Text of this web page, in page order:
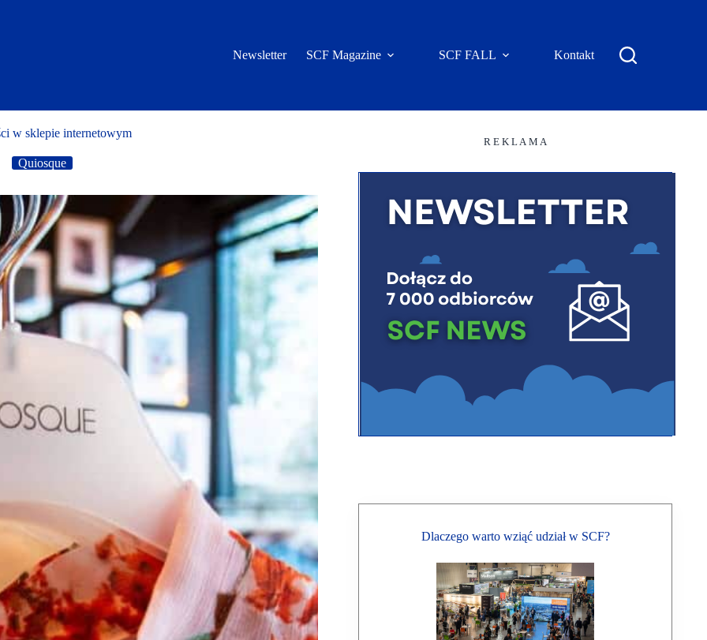
Newsletter SCF Magazine SCF FALL Kontakt
w sklepie internetowym
Quiosque
R E K L A M A
Dlaczego warto wziąć udział w SCF?